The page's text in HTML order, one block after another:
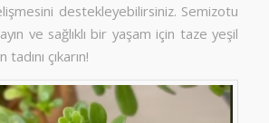
destekleyebilirsiniz. Semizotu
ve sağlıklı bir yaşam için taze yeşil
çıkarın!